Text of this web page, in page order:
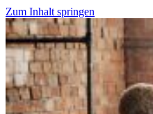
Zum Inhalt springen